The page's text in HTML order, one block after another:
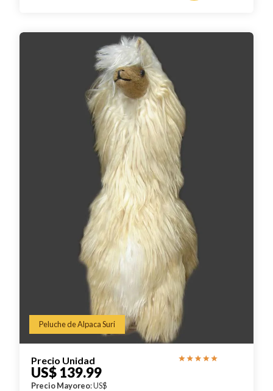
Peluche de Alpaca Suri
Precio Unidad
US$ 139.99
Precio Mayoreo: US$